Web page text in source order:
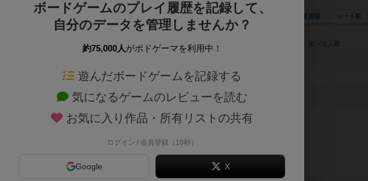
じっくり表示 更新順 レート順
商品名、商品説明文、デザイナー名、テーマ名、メカニクス名を対象にフリーワード検索ができます。
ゲームデザイナー名を指定して検索できます。
ゲームデザイナー
対象年齢を指定します。 世界観や登場人物などモチーフ・ストーリーを指
テーマ/フレーバー
ボードゲームのプレイ履歴を記録して、
自分のデータを管理しませんか？
約75,000人がボドゲーマを利用中！
遊んだボードゲームを記録する
気になるゲームのレビューを読む
お気に入り作品・所有リストの共有
ログイン / 会員登録（10秒）
Google X